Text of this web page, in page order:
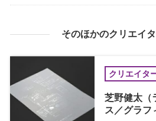
そのほかのクリエイ
クリエイタ
芝野健太（
ス／グラフ